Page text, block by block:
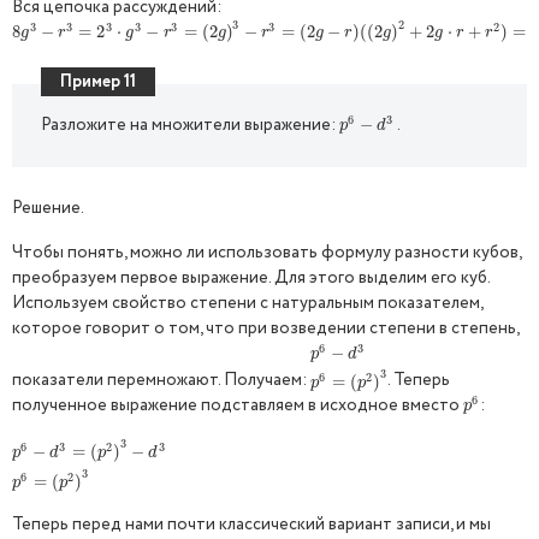
Вся цепочка рассуждений:
8g3 − r3 = 23 ⋅ g3 − r3 = (2g)3 − r3 = (2g − r)((2g)2 + 2g ⋅ r + r2) =
8g3 −r 3= 23 g3 − r3=(2 g) 3−r 3=(2g −r )(( 2g 2+2g r+r2)=(2 g−r)(2 2⋅ g2+2g ⋅r+
Пример 11
Разложите на множители выражение: p6 − d3
p6 −d3 .
Решение.
Чтобы понять, можно ли использовать формулу разности кубов,
преобразуем первое выражение. Для этого выделим его куб.
Используем свойство степени с натуральным показателем,
которое говорит о том, что при возведении степени в степень,
показатели перемножают. Получаем:
p6 − d3
p6 = (p2)3
p6 −d3p
. Теперь
полученное выражение подставляем в исходное вместо p6
p6 :
p6 − d3 = (p2)3 − d3
p6 = (p2)3
p6 −d3= p2)3−d 3p 6=(
Теперь перед нами почти классический вариант записи, и мы